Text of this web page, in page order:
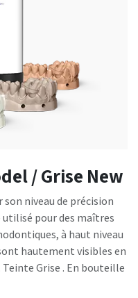
/ Grise New
niveau de précision
utilisé pour des maîtres
à haut niveau
hautement visibles en
Grise . En bouteille